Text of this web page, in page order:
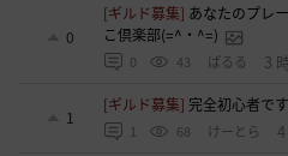
0
[ギルド募集] あなたのプレ
こ倶楽部(=^・^=)
0 43 ぱるる 3
1
[ギルド募集] 完全初心者で
1 68 けーとら